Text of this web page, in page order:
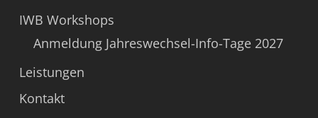
IWB Workshops
Anmeldung Jahreswechsel-Info-Tage 2027
Leistungen
Kontakt